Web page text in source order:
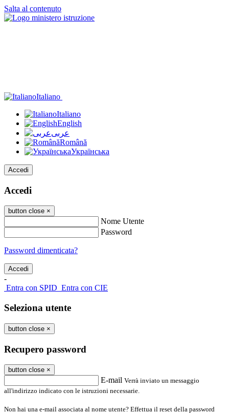
Salta al contenuto
Italiano
Italiano
English
عربى
Română
Українська
Accedi
Accedi
button close ×
Nome Utente
Password
Password dimenticata?
-
Entra con SPID Entra con CIE
Seleziona utente
button close ×
Recupero password
button close ×
E-mail Verrà inviato un messaggio
all'indirizzo indicato con le istruzioni necessarie.
Non hai una e-mail associata al nome utente? Effettua il reset della password